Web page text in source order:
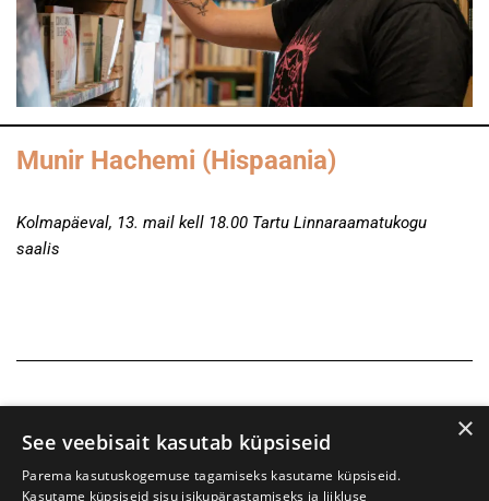
Munir Hachemi (Hispaania)
Kolmapäeval, 13. mail kell 18.00 Tartu Linnaraamatukogu
saalis
×
See veebisait kasutab küpsiseid
Parema kasutuskogemuse tagamiseks kasutame küpsiseid.
Kasutame küpsiseid sisu isikupärastamiseks ja liikluse